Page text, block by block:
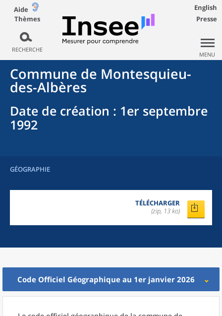
Aide
Thèmes
RECHERCHE
English
Presse
MENU
Commune de Montesquieu-
des-Albères
Date de création : 1er septembre
1992
GÉOGRAPHIE
TÉLÉCHARGER
(zip, 13 ko)
Code Officiel Géographique au 1er janvier 2026